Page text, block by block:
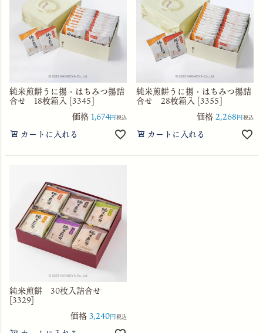
純米煎餅うに揚・はちみつ揚詰
合せ 18枚箱入 [3345]
価格 1,674 税込
カートに入れる
純米煎餅うに揚・はちみつ揚詰
合せ 28枚箱入 [3355]
価格2,268 税込
カートに入れる
純米煎餅 30枚入詰合せ
[3329]
価格3,240 税込